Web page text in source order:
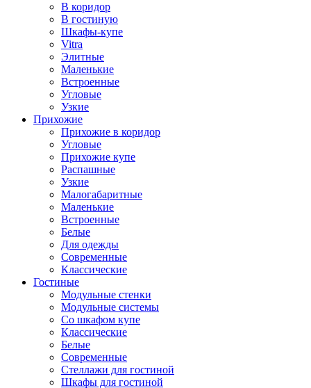
В коридор
В гостиную
Шкафы-купе
Vitra
Элитные
Маленькие
Встроенные
Угловые
Узкие
Прихожие
Прихожие в коридор
Угловые
Прихожие купе
Распашные
Узкие
Малогабаритные
Маленькие
Встроенные
Белые
Для одежды
Современные
Классические
Гостиные
Модульные стенки
Модульные системы
Со шкафом купе
Классические
Белые
Современные
Стеллажи для гостиной
Шкафы для гостиной